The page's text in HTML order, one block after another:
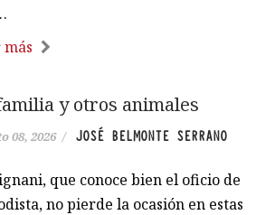
y otros animales
08, 2026 / JOSÉ BELMONTE SERRANO
que conoce bien el oficio de
no pierde la ocasión en estas